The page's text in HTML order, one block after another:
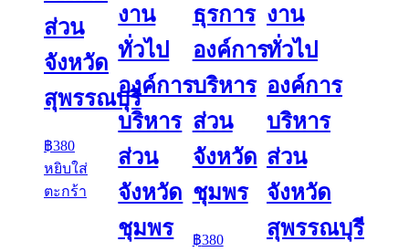
ส่วน
จังหวัด
สุพรรณบุรี
฿380
หยิบใส่
ตะกร้า
งาน
ทั่วไป
องค์การ
บริหาร
ส่วน
จังหวัด
ชุมพร
ธุรการ
องค์การ
บริหาร
ส่วน
จังหวัด
ชุมพร
฿380
งาน
ทั่วไป
องค์การ
บริหาร
ส่วน
จังหวัด
สุพรรณบุรี